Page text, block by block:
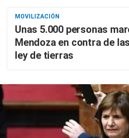
MOVILIZACIÓN
Unas 5.000 personas
Mendoza en contra de
ley de tierras